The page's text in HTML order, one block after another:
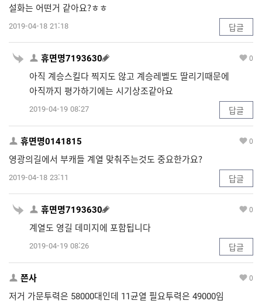
설화는 어떤거 같아요?ㅎㅎ
2019-04-18 21:18 답글
휴면명7193630 0
아직 계승스킬다 찍지도 않고 계승레벨도 딸리기때문에
아직까지 평가하기에는 시기상조같아요
2019-04-19 08:27 답글
휴면명0141815 0
영광의길에서 부캐들 계열 맞춰주는것도 중요한가요?
2019-04-18 23:11 답글
휴면명7193630 0
계열도 영길 데미지에 포함됩니다
2019-04-19 08:26 답글
쯘사 0
저거 가문투력은 58000대인데 11균열 필요투력은 49000임